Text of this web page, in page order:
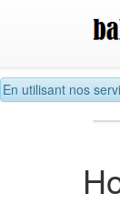
En utilisant nos